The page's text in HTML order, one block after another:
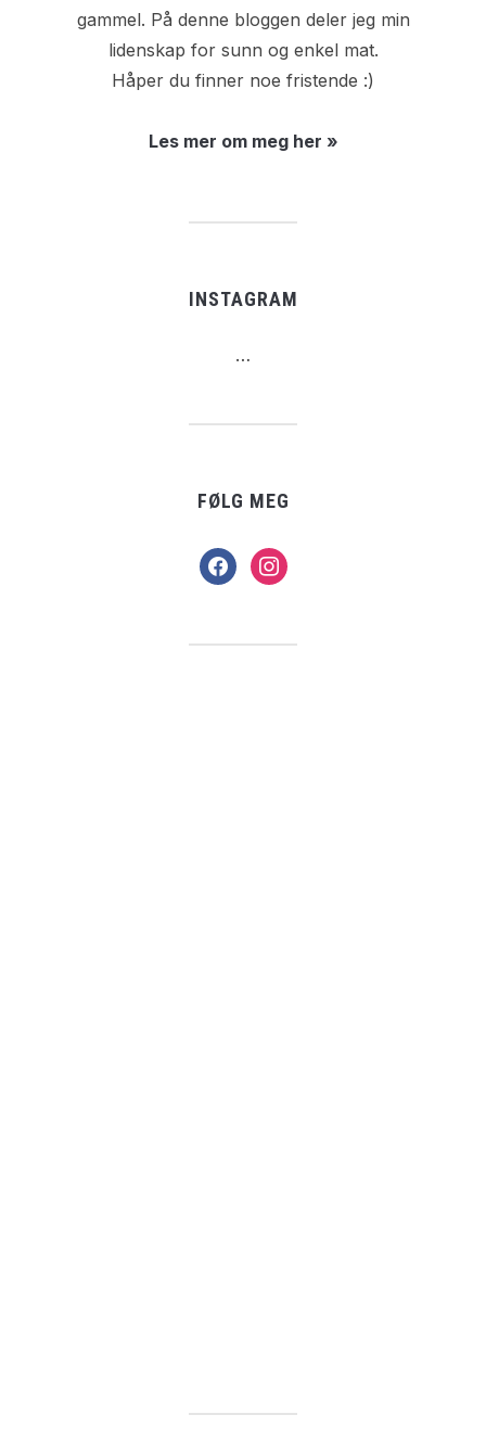
gammel. På denne bloggen deler jeg min
lidenskap for sunn og enkel mat.
Håper du finner noe fristende :)
Les mer om meg her »
INSTAGRAM
…
FØLG MEG
facebookinstagram